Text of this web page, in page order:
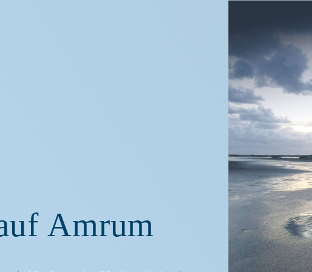
Amrum